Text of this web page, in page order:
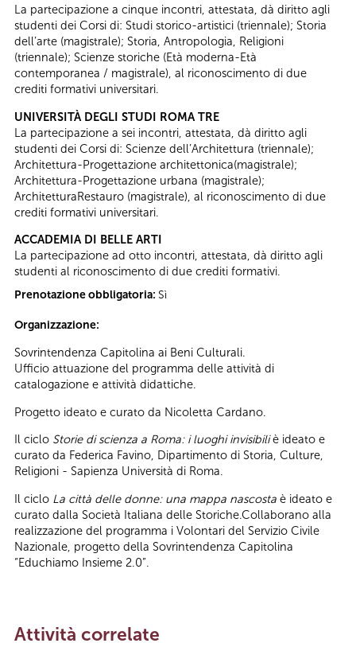
La partecipazione a cinque incontri, attestata, dà diritto agli
studenti dei Corsi di: Studi storico-artistici (triennale); Storia
dell’arte (magistrale); Storia, Antropologia, Religioni
(triennale); Scienze storiche (Età moderna-Età
contemporanea / magistrale), al riconoscimento di due
crediti formativi universitari.
UNIVERSITÀ DEGLI STUDI ROMA TRE
La partecipazione a sei incontri, attestata, dà diritto agli
studenti dei Corsi di: Scienze dell’Architettura (triennale);
Architettura-Progettazione architettonica(magistrale);
Architettura-Progettazione urbana (magistrale);
ArchitetturaRestauro (magistrale), al riconoscimento di due
crediti formativi universitari.
ACCADEMIA DI BELLE ARTI
La partecipazione ad otto incontri, attestata, dà diritto agli
studenti al riconoscimento di due crediti formativi.
Prenotazione obbligatoria: Sì
Organizzazione:
Sovrintendenza Capitolina ai Beni Culturali.
Ufficio attuazione del programma delle attività di
catalogazione e attività didattiche.
Progetto ideato e curato da Nicoletta Cardano.
Il ciclo Storie di scienza a Roma: i luoghi invisibiliè ideato e
curato da Federica Favino, Dipartimento di Storia, Culture,
Religioni - Sapienza Università di Roma.
Il ciclo La città delle donne: una mappa nascosta è ideato e
curato dalla Società Italiana delle Storiche.Collaborano alla
realizzazione del programma i Volontari del Servizio Civile
Nazionale, progetto della Sovrintendenza Capitolina
“Educhiamo Insieme 2.0”.
Attività correlate